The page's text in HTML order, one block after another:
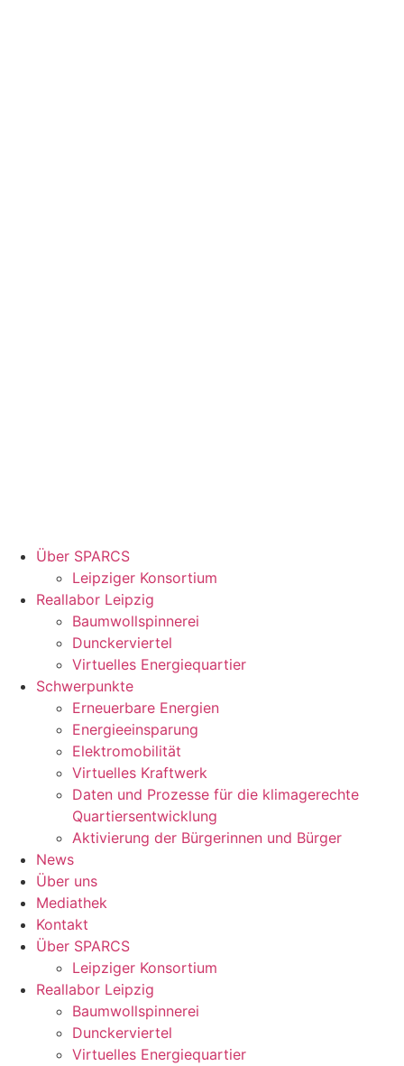
Über SPARCS
Leipziger Konsortium
Reallabor Leipzig
Baumwollspinnerei
Dunckerviertel
Virtuelles Energiequartier
Schwerpunkte
Erneuerbare Energien
Energieeinsparung
Elektromobilität
Virtuelles Kraftwerk
Daten und Prozesse für die klimagerechte
Quartiersentwicklung
Aktivierung der Bürgerinnen und Bürger
News
Über uns
Mediathek
Kontakt
Über SPARCS
Leipziger Konsortium
Reallabor Leipzig
Baumwollspinnerei
Dunckerviertel
Virtuelles Energiequartier